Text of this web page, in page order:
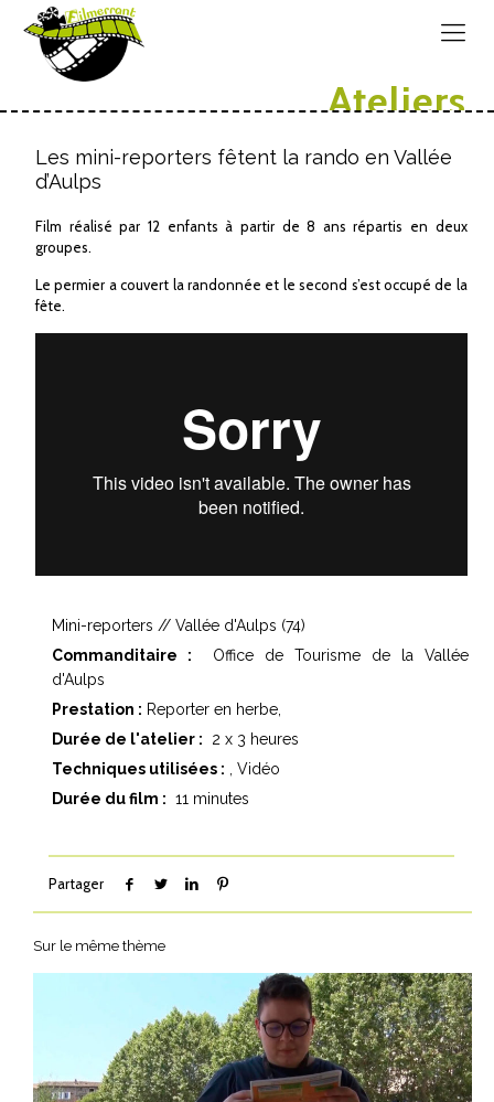
Ateliers
Les mini-reporters fêtent la rando en Vallée
d’Aulps
Film réalisé par 12 enfants à partir de 8 ans répartis en deux
groupes.
Le permier a couvert la randonnée et le second s’est occupé de la
fête.
Mini-reporters // Vallée d'Aulps (74)
Commanditaire :
Office de Tourisme de la Vallée
d'Aulps
Prestation : Reporter en herbe,
Durée de l'atelier : 2 x 3 heures
Techniques utilisées :
Vidéo
Durée du film : 11 minutes
Partager
Sur le même thème